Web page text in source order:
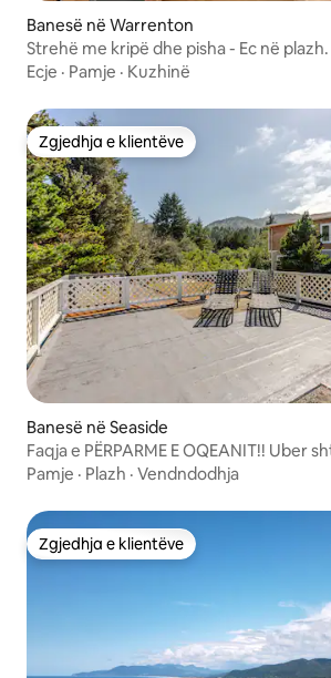
Mund të shijosh një pije në Fabrikën e
Birrës Pelican ndërsa vëzhgon sërfistët
dhe varkat dory në dallgë dhe mund të
ngjitesh dhe të rrëshqasësh poshtë
presim!
Banesë në Warrenton
Strehë me kripë dhe pisha - Ec në
hidromasazh!
Ecje · Pamje · Kuzhinë
Zgjedhja e klientëve
Zgjedhja e klientëve
Banesë në Seaside
Faqja e PËRPARME E OQEANIT!! Uber
plazhi!!
Pamje · Plazh · Vendndodhja
Zgjedhja e klientëve
Zgjedhja e klientëve